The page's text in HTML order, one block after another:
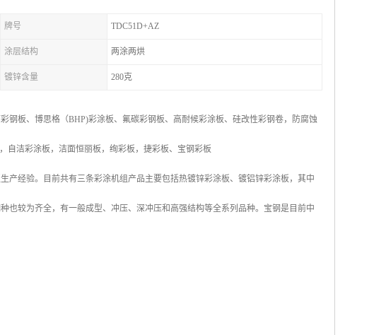
牌号 TDC51D+AZ
涂层结构 两涂两烘
镀锌含量 280克
板、博思格（BHP)彩涂板、氟碳彩钢板、高耐候彩涂板、硅改性彩钢卷，防腐蚀
自洁彩涂板，洁面恒丽板，绚彩板，捷彩板、宝钢彩板
产经验。目前共有三条彩涂机组产品主要包括热镀锌彩涂板、镀铝锌彩涂板，其中
也较为齐全，有一般成型、冲压、深冲压和高强结构等全系列品种。宝钢是目前中